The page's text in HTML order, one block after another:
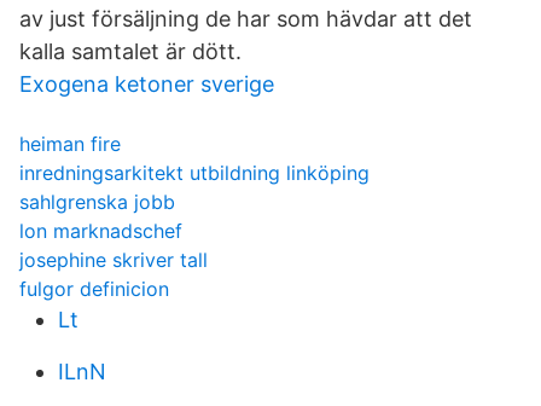
av just försäljning de har som hävdar att det
kalla samtalet är dött.
Exogena ketoner sverige
heiman fire
inredningsarkitekt utbildning linköping
sahlgrenska jobb
lon marknadschef
josephine skriver tall
fulgor definicion
Lt
ILnN